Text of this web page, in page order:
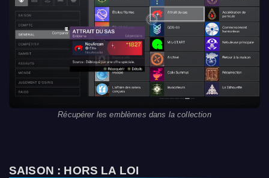
Récupérer les emblèmes dans la collection
SAISON : HORS LA LOI